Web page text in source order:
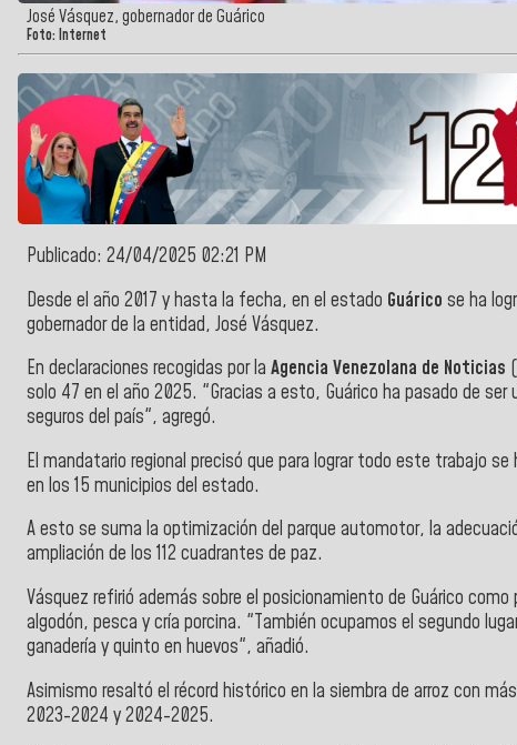
José Vásquez, gobernador de Guárico
Foto: Internet
Publicado: 24/04/2025 02:21 PM
Desde el año 2017 y hasta la fecha, en el estado Guárico se ha
gobernador de la entidad, José Vásquez.
En declaraciones recogidas por la Agencia Venezolana de Noticias
solo 47 en el año 2025. "Gracias a esto, Guárico ha pasado de
seguros del país", agregó.
El mandatario regional precisó que para lograr todo este trabajo
en los 15 municipios del estado.
A esto se suma la optimización del parque automotor, la
ampliación de los 112 cuadrantes de paz.
Vásquez refirió además sobre el posicionamiento de Guárico
algodón, pesca y cría porcina. "También ocupamos el segundo
ganadería y quinto en huevos", añadió.
Asimismo resaltó el récord histórico en la siembra de arroz con
2023-2024 y 2024-2025.